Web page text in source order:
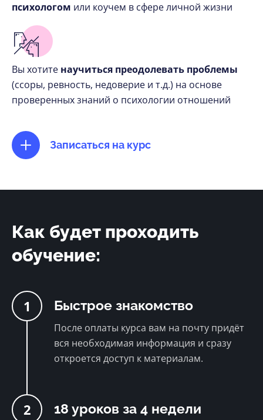
психологом или коучем в сфере личной жизни
Вы хотите научиться преодолевать проблемы
(ссоры, ревность, недоверие и т.д.) на основе
проверенных знаний о психологии отношений
Записаться на курс
Как будет проходить
обучение:
1 Быстрое знакомство
После оплаты курса вам на почту придёт
вся необходимая информация и сразу
откроется доступ к материалам.
2 18 уроков за 4 недели